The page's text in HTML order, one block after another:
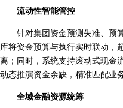
流动性智能管控
针对集团资金预测失准、预
库将资金预算与执行实时联动，
离；同时，系统支持滚动式现金
动态推演资金余缺，精准匹配业
全域金融资源统筹